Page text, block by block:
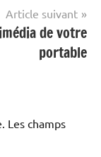
Article suivant
de votre
portable
Les champs